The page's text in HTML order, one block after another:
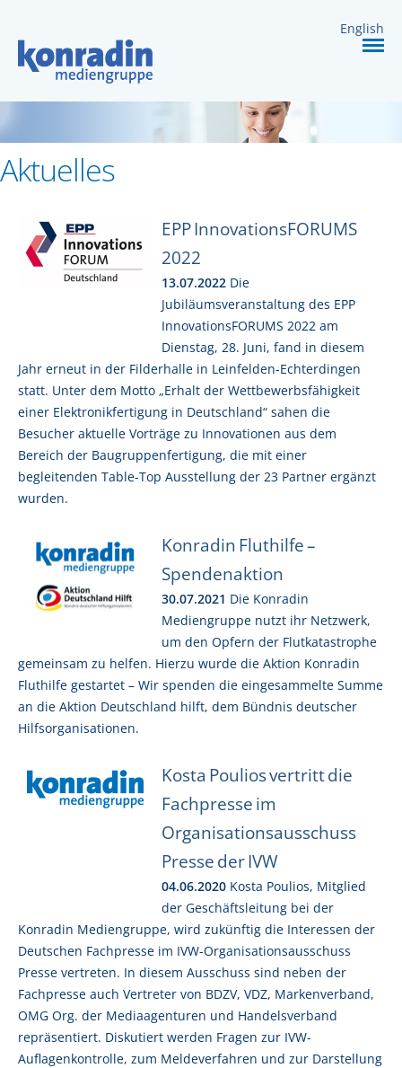
English
KARRIERE
KONTAKT
Aktuelles
EPP InnovationsFORUMS
2022
13.07.2022 Die
Jubiläumsveranstaltung des EPP
InnovationsFORUMS 2022 am
Dienstag, 28. Juni, fand in diesem
Jahr erneut in der Filderhalle in Leinfelden-Echterdingen
statt. Unter dem Motto „Erhalt der Wettbewerbsfähigkeit
einer Elektronikfertigung in Deutschland“ sahen die
Besucher aktuelle Vorträge zu Innovationen aus dem
Bereich der Baugruppenfertigung, die mit einer
begleitenden Table-Top Ausstellung der 23 Partner ergänzt
wurden.
Konradin Fluthilfe –
Spendenaktion
30.07.2021 Die Konradin
Mediengruppe nutzt ihr Netzwerk,
um den Opfern der Flutkatastrophe
gemeinsam zu helfen. Hierzu wurde die Aktion Konradin
Fluthilfe gestartet – Wir spenden die eingesammelte Summe
an die Aktion Deutschland hilft, dem Bündnis deutscher
Hilfsorganisationen.
Kosta Poulios vertritt die
Fachpresse im
Organisationsausschuss
Presse der IVW
04.06.2020 Kosta Poulios, Mitglied
der Geschäftsleitung bei der
Konradin Mediengruppe, wird zukünftig die Interessen der
Deutschen Fachpresse im IVW-Organisationsausschuss
Presse vertreten. In diesem Ausschuss sind neben der
Fachpresse auch Vertreter von BDZV, VDZ, Markenverband,
OMG Org. der Mediaagenturen und Handelsverband
repräsentiert. Diskutiert werden Fragen zur IVW-
Auflagenkontrolle, zum Meldeverfahren und zur Darstellung